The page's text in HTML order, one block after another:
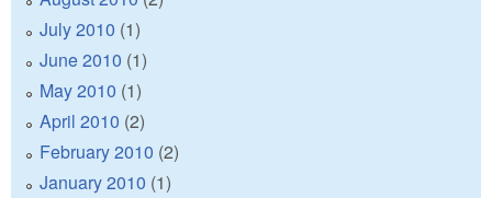
July 2010 (1)
June 2010 (1)
May 2010 (1)
April 2010 (2)
February 2010 (2)
January 2010 (1)